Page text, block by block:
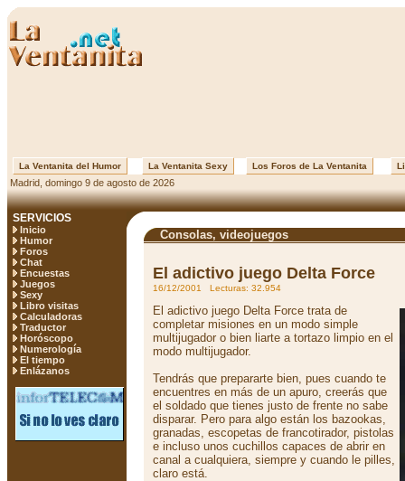
La Ventanita del Humor La Ventanita Sexy Los Foros de La Ventanita
Madrid, domingo 9 de agosto de 2026
SERVICIOS
Inicio
Humor
Foros
Chat
Encuestas
Juegos
Sexy
Libro visitas
Calculadoras
Traductor
Horóscopo
Numerología
El tiempo
Enlázanos
Consolas, videojuegos
El adictivo juego Delta Force
16/12/2001 Lecturas: 32.954
El adictivo juego Delta Force trata de
completar misiones en un modo simple
multijugador o bien liarte a tortazo limpio en el
modo multijugador.
Tendrás que prepararte bien, pues cuando te
encuentres en más de un apuro, creerás que
el soldado que tienes justo de frente no sabe
disparar. Pero para algo están los bazookas,
granadas, escopetas de francotirador, pistolas
e incluso unos cuchillos capaces de abrir en
canal a cualquiera, siempre y cuando le pilles,
claro está.